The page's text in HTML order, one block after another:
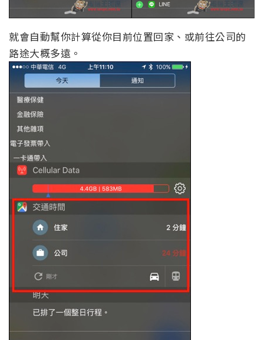
就會自動幫你計算從你目前位置回家、或前往公司的
路途大概多遠。